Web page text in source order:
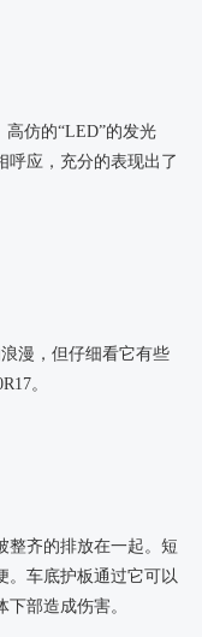
高仿的“LED”的发光
呼应，充分的表现出了
漫，但仔细看它有些
。
整齐的排放在一起。短
。车底护板通过它可以
部造成伤害。